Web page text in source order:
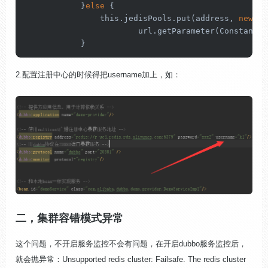
            }
else {
this .jedisPools.put(address, new
            }
2.配置注册中心的时候得把username加上，如：
二，集群容错模式异常
这个问题，不开启服务监控不会有问题，在开启dubbo服务监控后，
就会抛异常：Unsupported redis cluster: Failsafe. The redis cluster